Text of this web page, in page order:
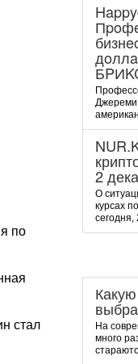
по
стал
Джepeми
2
О
курсах
сегодня,
На
много